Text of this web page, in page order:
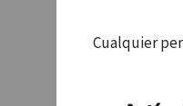
Cualquier